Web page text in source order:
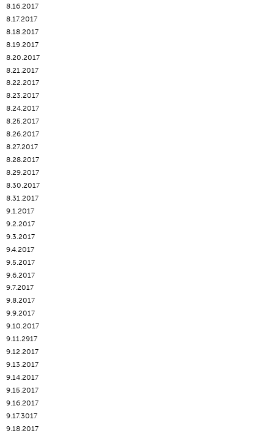
8.16.2017
8.17.2017
8.18.2017
8.19.2017
8.20.2017
8.21.2017
8.22.2017
8.23.2017
8.24.2017
8.25.2017
8.26.2017
8.27.2017
8.28.2017
8.29.2017
8.30.2017
8.31.2017
9.1.2017
9.2.2017
9.3.2017
9.4.2017
9.5.2017
9.6.2017
9.7.2017
9.8.2017
9.9.2017
9.10.2017
9.11.2917
9.12.2017
9.13.2017
9.14.2017
9.15.2017
9.16.2017
9.17.3017
9.18.2017